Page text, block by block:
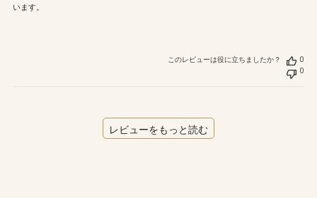
います。
このレビューは役に立ちましたか？
0
0
レビューをもっと読む